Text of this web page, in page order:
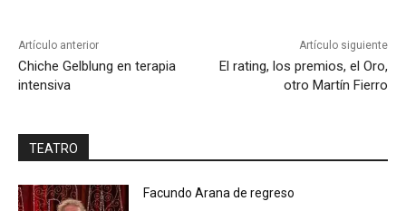
Artículo anterior
Chiche Gelblung en terapia
intensiva
Artículo siguiente
El rating, los premios, el Oro,
otro Martín Fierro
TEATRO
Facundo Arana de regreso